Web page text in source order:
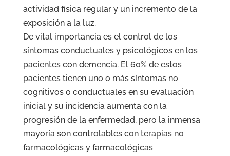
actividad física regular y un incremento de la
exposición a la luz.
De vital importancia es el control de los
síntomas conductuales y psicológicos en los
pacientes con demencia. El 60% de estos
pacientes tienen uno o más síntomas no
cognitivos o conductuales en su evaluación
inicial y su incidencia aumenta con la
progresión de la enfermedad, pero la inmensa
mayoría son controlables con terapias no
farmacológicas y farmacológicas